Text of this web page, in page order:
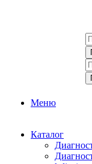
Меню
Каталог